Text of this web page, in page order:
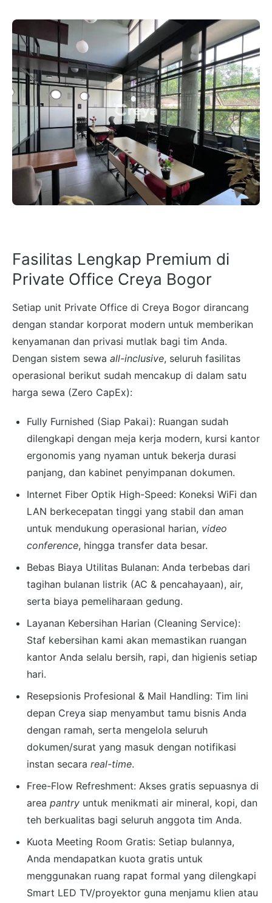
Fasilitas Lengkap Premium di
Private Office Creya Bogor
Setiap unit Private Office di Creya Bogor dirancang
dengan standar korporat modern untuk memberikan
kenyamanan dan privasi mutlak bagi tim Anda.
Dengan sistem sewa all-inclusive, seluruh fasilitas
operasional berikut sudah mencakup di dalam satu
harga sewa (Zero CapEx):
Fully Furnished (Siap Pakai): Ruangan sudah
dilengkapi dengan meja kerja modern, kursi kantor
ergonomis yang nyaman untuk bekerja durasi
panjang, dan kabinet penyimpanan dokumen.
Internet Fiber Optik High-Speed: Koneksi WiFi dan
LAN berkecepatan tinggi yang stabil dan aman
untuk mendukung operasional harian, video
conference, hingga transfer data besar.
Bebas Biaya Utilitas Bulanan: Anda terbebas dari
tagihan bulanan listrik (AC & pencahayaan), air,
serta biaya pemeliharaan gedung.
Layanan Kebersihan Harian (Cleaning Service):
Staf kebersihan kami akan memastikan ruangan
kantor Anda selalu bersih, rapi, dan higienis setiap
hari.
Resepsionis Profesional & Mail Handling: Tim lini
depan Creya siap menyambut tamu bisnis Anda
dengan ramah, serta mengelola seluruh
dokumen/surat yang masuk dengan notifikasi
instan secara real-time.
Free-Flow Refreshment: Akses gratis sepuasnya di
area pantry untuk menikmati air mineral, kopi, dan
teh berkualitas bagi seluruh anggota tim Anda.
Kuota Meeting Room Gratis: Setiap bulannya,
Anda mendapatkan kuota gratis untuk
menggunakan ruang rapat formal yang dilengkapi
Smart LED TV/proyektor guna menjamu klien atau